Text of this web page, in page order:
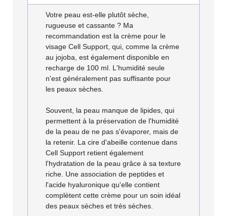
Votre peau est-elle plutôt sèche,
rugueuse et cassante ? Ma
recommandation est la crème pour le
visage Cell Support, qui, comme la crème
au jojoba, est également disponible en
recharge de 100 ml. L'humidité seule
n'est généralement pas suffisante pour
les peaux sèches.
Souvent, la peau manque de lipides, qui
permettent à la préservation de l'humidité
de la peau de ne pas s'évaporer, mais de
la retenir. La cire d'abeille contenue dans
Cell Support retient également
l'hydratation de la peau grâce à sa texture
riche. Une association de peptides et
l'acide hyaluronique qu'elle contient
complètent cette crème pour un soin idéal
des peaux sèches et très sèches.